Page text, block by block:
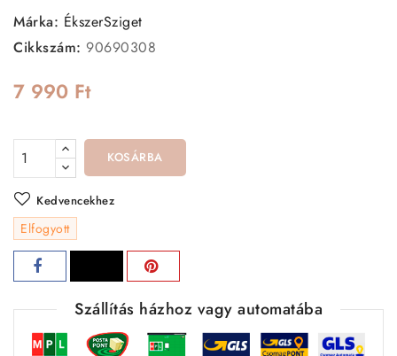
Márka: ÉkszerSziget
Cikkszám: 90690308
7 990 Ft
KOSÁRBA
Kedvencekhez
Elfogyott
Szállítás házhoz vagy automatába